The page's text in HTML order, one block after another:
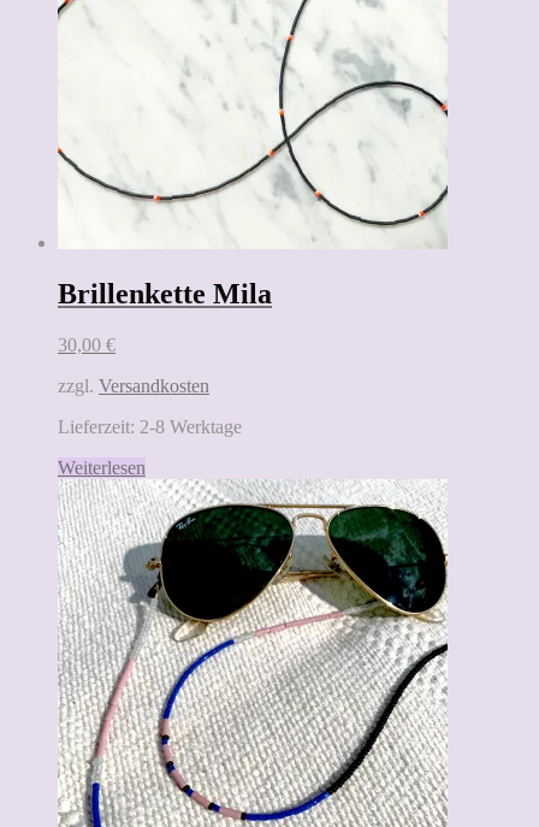
Brillenkette Mila
30,00 €
zzgl. Versandkosten
Lieferzeit: 2-8 Werktage
Weiterlesen